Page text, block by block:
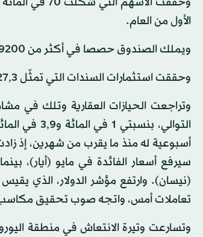
الأول من العام.
ويملك الصندوق حصصا في أكثر من 9200 شركة حول العالم تمثّل 1,5 في المائة من إجمالي القيمة السوقية.
وحققت استثمارات السندات التي تمثّل 27,3 في المائة من الأصول مكاسب نسبتها 2,7 في المائة خلال الفترة ذاتها.
التوالي،
أسبوعية له منذ ما يقرب من شهرين، إذ
سيرفع أسعار الفائدة في مايو (أيار)،
تعاملات أمس، واتجه صوب تحقيق مكاسب أسبوعية بنسبة 0.4 في المائة، وهي
وتسارعت وتيرة الانتعاش في منطقة